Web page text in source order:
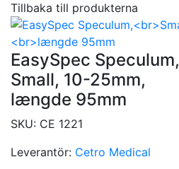
Tillbaka till produkterna
EasySpec Speculum,
Small, 10-25mm,
længde 95mm
SKU: CE 1221
Leverantör: Cetro Medical